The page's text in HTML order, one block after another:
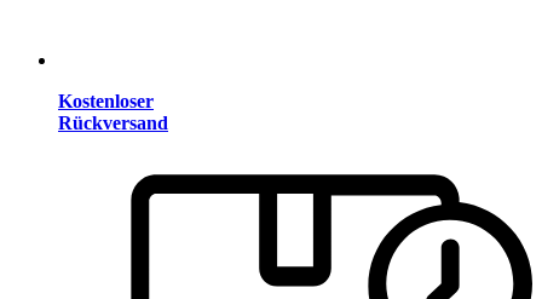
Kostenloser
Rückversand